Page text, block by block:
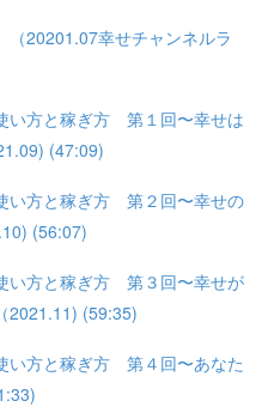
（20201.07幸せチャンネルラ
い方と稼ぎ方 第１回〜幸せは
(47:09)
い方と稼ぎ方 第２回〜幸せの
(56:07)
い方と稼ぎ方 第３回〜幸せが
2021.11) (59:35)
い方と稼ぎ方 第４回〜あなた